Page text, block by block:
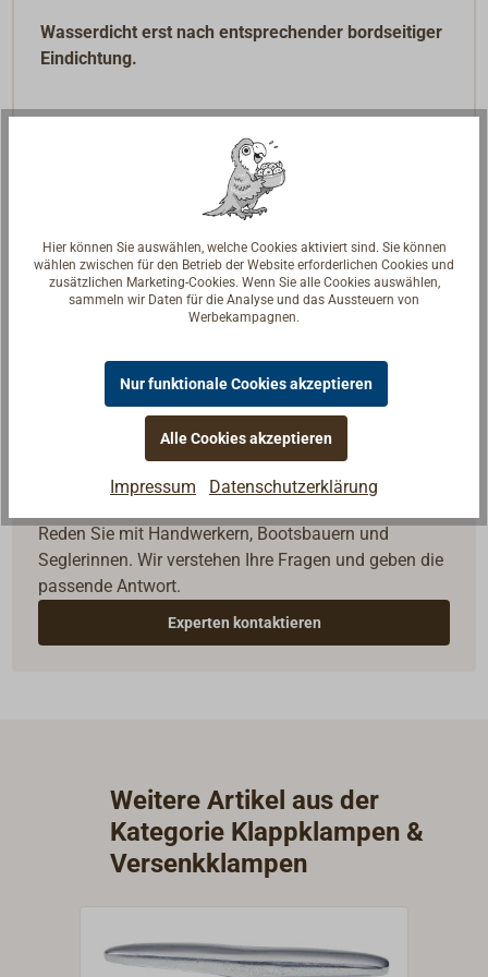
Wasserdicht erst nach entsprechender bordseitiger
Eindichtung.
Fragen zum Artikel?
Reden Sie mit Handwerkern, Bootsbauern und
Seglerinnen. Wir verstehen Ihre Fragen und geben die
passende Antwort.
Experten kontaktieren
Weitere Artikel aus der
Kategorie Klappklampen &
Versenkklampen
Hier können Sie auswählen, welche Cookies aktiviert sind. Sie können
wählen zwischen für den Betrieb der Website erforderlichen Cookies und
zusätzlichen Marketing-Cookies. Wenn Sie alle Cookies auswählen,
sammeln wir Daten für die Analyse und das Aussteuern von
Werbekampagnen.
Nur funktionale Cookies akzeptieren
Alle Cookies akzeptieren
Impressum Datenschutzerklärung